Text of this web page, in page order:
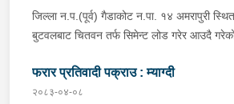
जिल्ला न.प.(पूर्व) गैडाकोट न.पा. १४ अमरापुरी स्थित
बुटवलबाट चितवन तर्फ सिमेन्ट लोड गरेर आउदै
प ८९४३ नं. को मोटरसाइकल एक आपसमा ठक्कर खाई
मोटरसाइकल चालक जिल्ला मोरङ बिराटनगर
फरार प्रतिवादी पक्राउ : म्याग्दी
२०८३-०४-०८